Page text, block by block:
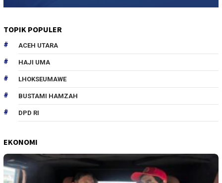
TOPIK POPULER
ACEH UTARA
HAJI UMA
LHOKSEUMAWE
BUSTAMI HAMZAH
DPD RI
EKONOMI